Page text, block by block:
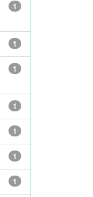
1
1
1
1
1
1
1